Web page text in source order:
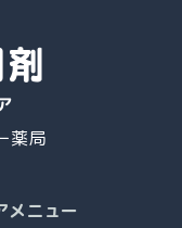
薬局
メニュー